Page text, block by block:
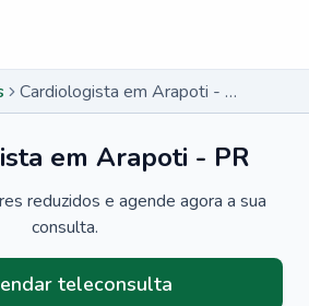
Cardiologista em Arapoti - PR
em Arapoti - PR
reduzidos e agende agora a sua
consulta.
teleconsulta